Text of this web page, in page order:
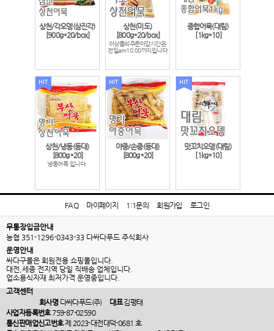
상천/각오뎅(삼진각)
[900g*20/box]
상천(미도)
[800g*20/box]
이상품의주문마감시간은
전일am10:00까지입니다
종합어묵(대림)
[1kg*10]
상천/냉동(등대)
[800g*20]
냉동어묵 입니다.
야중/손중(등대)
[800g*20]
맛꼬치오뎅(대림)
[1kg*10]
FAQ 마이페이지 1:1문의 회원가입 로그인
무통장입금안내
농협 351-1296-0343-33 다싸다푸드 주식회사
운영안내
싸다구몰은 회원전용 쇼핑몰입니다.
대전,세종 전지역 당일 직배송 업체입니다.
업소용식자재 최저가격 운영중입니다.
고객센터
회사명다싸다푸드(주) 대표김평태
사업자등록번호759-87-02590
통신판매업신고번호제 2023-대전대덕-0681 호